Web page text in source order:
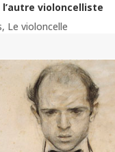
l’autre violoncelliste
, Le violoncelle